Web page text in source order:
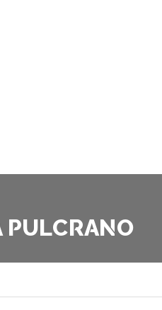
PULCRANO